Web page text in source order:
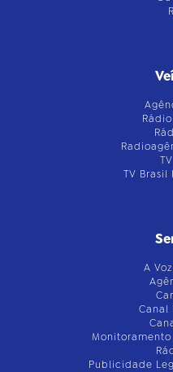
TV
A
Canal
Publicidade